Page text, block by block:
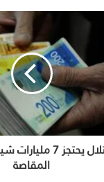
الاحتلال يحتجز
المقاصة